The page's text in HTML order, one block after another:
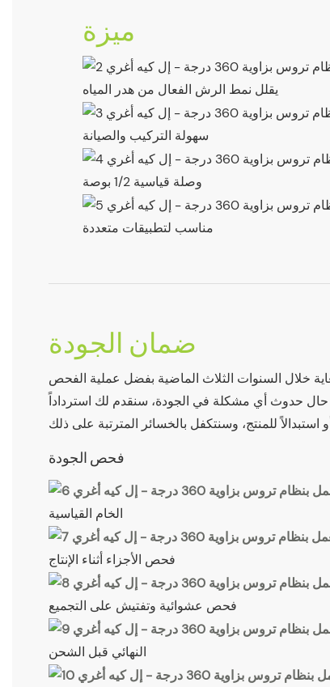
ميزة
يقلل نمط الرش الفعال من هدر المياه
سهولة التركيب والصيانة
وصلة قياسية 1/2 بوصة
مناسب لتطبيقات متعددة
ضمان الجودة
خلال السنوات الثلاث الماضية بفضل عملية الفحص
حال حدوث أي مشكلة في الجودة، سنقدم لك استرداداً
فحص الجودة
الخام القياسية
فحص الأجزاء أثناء الإنتاج
فحص عشوائية وتفتيش على التجميع
النهائي قبل الشحن